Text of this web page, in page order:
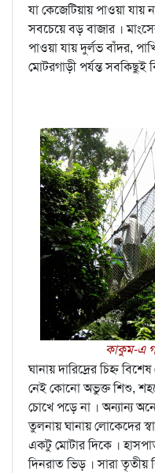
যা কেজেটিয়ায় পাওয়া যায়
সবচেয়ে বড় বাজার ।
পাওয়া যায় দুর্লভ বাঁদর,
মোটরগাড়ী পর্যন্ত সবকিছুই
কাকুম-এ
ঘানায় দারিদ্রের চিহ্ন
নেই কোনো অভুক্ত শিশু,
চোখে পড়ে না । অন্যান্য
তুলনায় ঘানায় লোকেদের
একটু মোটার দিকে ।
দিনরাত ভিড় । সারা তৃতীয়